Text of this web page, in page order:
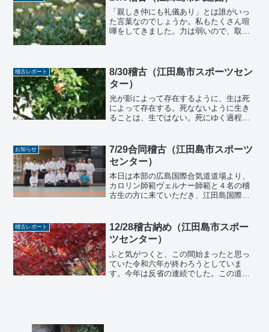
「親しき仲にも礼儀あり」とは誰がいっ
た言葉なのでしょうか。私もたくさん喧
嘩をしてきました。力は弱いので、取っ
こともありました。しかし...
稽古レポート
8/30稽古（江田島市スポーツセン
ター）
光が影によって存在するように、生は死
によって存在する。死なないように生き
ることは、生ではない。死にゆく過程を
る。物体は安定しているが生きてはいな
い。生物は不安定であり、絶...
お知らせ
7/29合同稽古（江田島市スポーツ
センター）
本日は本部の広島国際合気道道場より、
カロリン師範ヴェルナー師範と４名の稽
古生の方に来ていただき、江田島国際合
総勢２０名近い人数での稽古会となりま
した。本日は１合気体操２足...
稽古レポート
12/28稽古納め（江田島市スポー
ツセンター）
ふと気がつくと、この間始まったと思っ
ていた令和六年が終わろうとしていま
す。今年は反省の連続でした。この道場